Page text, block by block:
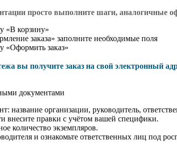
просто выполните шаги, аналогичные
«В корзину»
заказа» заполните необходимые поля
«Оформить заказ»
вы получите заказ на свой электронный
документами
название организации, руководитель,
внесите правки с учётом вашей специфики.
количество экземпляров.
и ознакомьте ответственных лиц под